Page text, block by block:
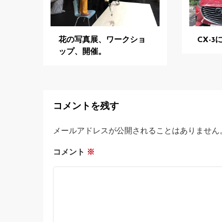
花の写真展、ワークショ
ップ、開催。
CX-3
コメントを残す
メールアドレスが公開されることはありません
コメント ※